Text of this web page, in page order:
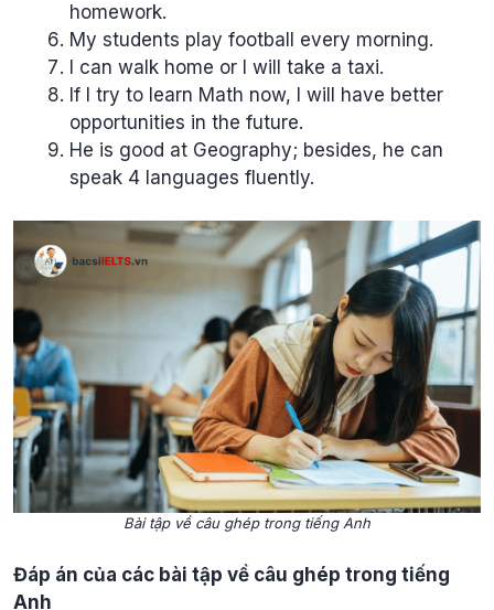
homework.
My students play football every morning.
I can walk home or I will take a taxi.
If I try to learn Math now, I will have better
opportunities in the future.
He is good at Geography; besides, he can
speak 4 languages fluently.
Bài tập về câu ghép trong tiếng Anh
Đáp án của các bài tập về câu ghép trong tiếng
Anh